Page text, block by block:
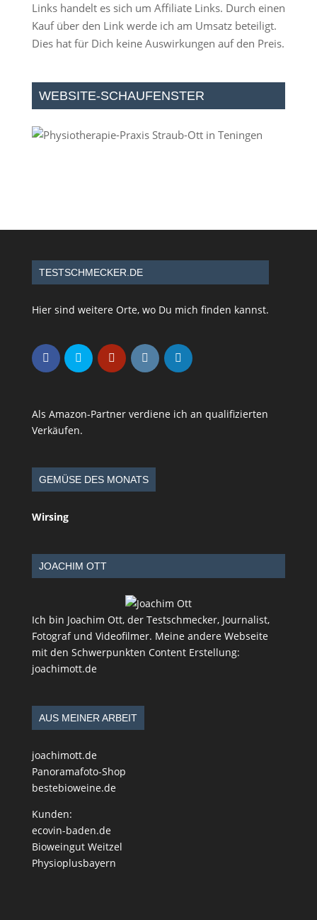
Links handelt es sich um Affiliate Links. Durch einen
Kauf über den Link werde ich am Umsatz beteiligt.
Dies hat für Dich keine Auswirkungen auf den Preis.
WEBSITE-SCHAUFENSTER
TESTSCHMECKER.DE
Hier sind weitere Orte, wo Du mich finden kannst.
Als Amazon-Partner verdiene ich an qualifizierten
Verkäufen.
GEMÜSE DES MONATS
Wirsing
JOACHIM OTT
Ich bin Joachim Ott, der Testschmecker, Journalist,
Fotograf und Videofilmer. Meine andere Webseite
mit den Schwerpunkten Content Erstellung:
joachimott.de
AUS MEINER ARBEIT
joachimott.de
Panoramafoto-Shop
bestebioweine.de
Kunden:
ecovin-baden.de
Bioweingut Weitzel
Physioplusbayern